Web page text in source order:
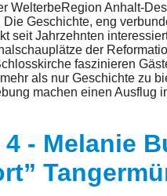
WelterbeRegion Anhalt-
Geschichte, eng
seit Jahrzehnten
der
faszinieren
als nur Geschichte zu
machen einen Ausflug
- Melanie